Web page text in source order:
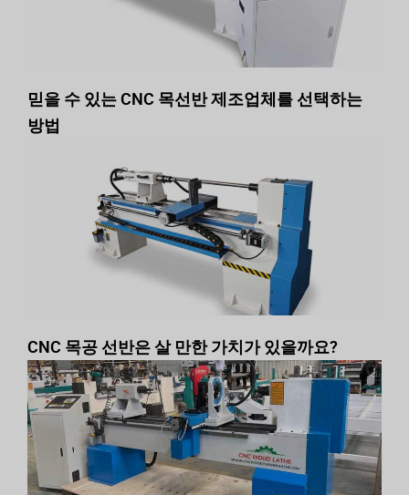
믿을 수 있는 CNC 목선반 제조업체를 선택하는
방법
CNC 목공 선반은 살 만한 가치가 있을까요?